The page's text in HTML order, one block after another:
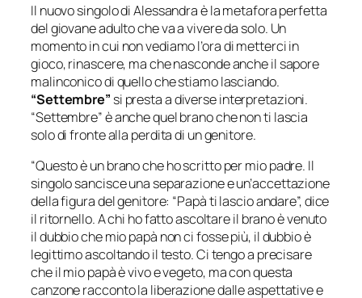
Il nuovo singolo di Alessandra è la metafora perfetta
del giovane adulto che va a vivere da solo. Un
momento in cui non vediamo l’ora di metterci in
gioco, rinascere, ma che nasconde anche il sapore
malinconico di quello che stiamo lasciando.
“Settembre” si presta a diverse interpretazioni.
“Settembre” è anche quel brano che non ti lascia
solo di fronte alla perdita di un genitore.
“Questo è un brano che ho scritto per mio padre. Il
singolo sancisce una separazione e un’accettazione
della figura del genitore: “Papà ti lascio andare”, dice
il ritornello. A chi ho fatto ascoltare il brano è venuto
il dubbio che mio papà non ci fosse più, il dubbio è
legittimo ascoltando il testo. Ci tengo a precisare
che il mio papà è vivo e vegeto, ma con questa
canzone racconto la liberazione dalle aspettative e